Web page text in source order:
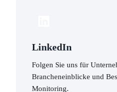
LinkedIn
Folgen Sie uns für
Brancheneinblicke und
Monitoring.